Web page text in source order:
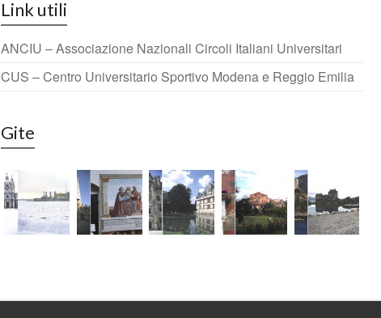
Link utili
ANCIU – Associazione Nazionali Circoli Italiani Universitari
CUS – Centro Universitario Sportivo Modena e Reggio Emilia
Gite